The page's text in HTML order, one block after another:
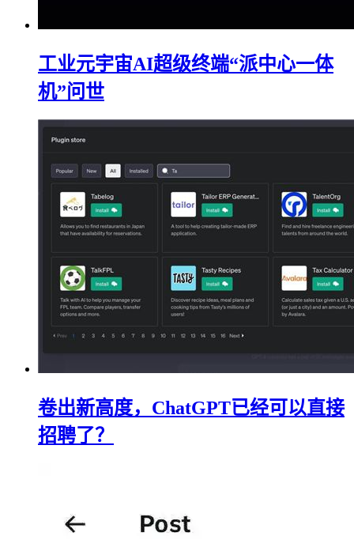
工业元宇宙AI超级终端“派中心一体
机”问世
卷出新高度，ChatGPT已经可以直接
招聘了？